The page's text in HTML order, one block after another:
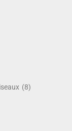
(8)